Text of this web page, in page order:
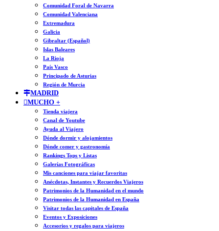
Comunidad Foral de Navarra
Comunidad Valenciana
Extremadura
Galicia
Gibraltar (Español)
Islas Baleares
La Rioja
País Vasco
Principado de Asturias
Región de Murcia
MADRID
MUCHO +
Tienda viajera
Canal de Youtube
Ayuda al Viajero
Dónde dormir y alojamientos
Dónde comer y gastronomía
Rankings Tops y Listas
Galerías Fotográficas
Mis canciones para viajar favoritas
Anécdotas, Instantes y Recuerdos Viajeros
Patrimonios de la Humanidad en el mundo
Patrimonios de la Humanidad en España
Visitar todas las capitales de España
Eventos y Exposiciones
Accesorios y regalos para viajeros